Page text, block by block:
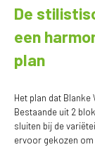
De
een
plan
Het plan dat Blanke
Bestaande uit 2
sluiten bij de
ervoor gekozen om